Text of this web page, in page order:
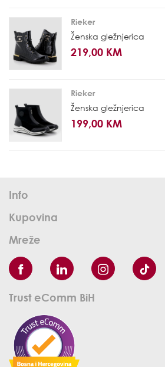
Rieker
Ženska gležnjerica
219,00 KM
Rieker
Ženska gležnjerica
199,00 KM
Info
Kupovina
Mreže
Trust eComm BiH